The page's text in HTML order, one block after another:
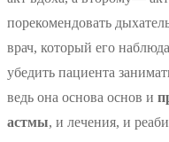
порекомендовать
врач, который его
убедить пациента
ведь она основа основ и
астмы, и лечения, и